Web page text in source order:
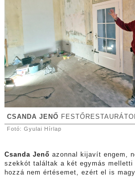
CSANDA JENŐ
Fotó: Gyulai Hírlap
Csanda Jenő azonnal kijavít engem,
szekkót találtak a két egymás melletti
hozzá nem értésemet, ezért el is